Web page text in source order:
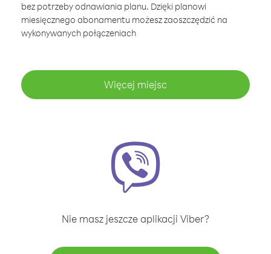
bez potrzeby odnawiania planu. Dzięki planowi
miesięcznego abonamentu możesz zaoszczędzić na
wykonywanych połączeniach
Więcej miejsc
Nie masz jeszcze aplikacji Viber?